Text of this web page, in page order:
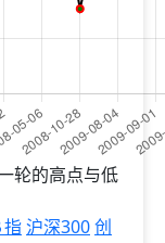
轮的高点与低
指沪深300创